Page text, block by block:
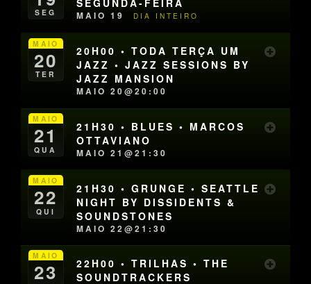
SEG
SEGUNDA-FEIRA
MAIO 19 DIA INTEIRO
MAIO
20
TER
20H00 • TODA TERÇA UM
JAZZ • JAZZ SESSIONS BY
JAZZ MANSION
MAIO 20@20:00
MAIO
21
QUA
21H30 • BLUES • MARCOS
OTTAVIANO
MAIO 21@21:30
MAIO
22
QUI
21H30 • GRUNGE • SEATTLE
NIGHT BY DISSIDENTS &
SOUNDSTONES
MAIO 22@21:30
MAIO
23
22H00 • TRILHAS • THE
SOUNDTRACKERS